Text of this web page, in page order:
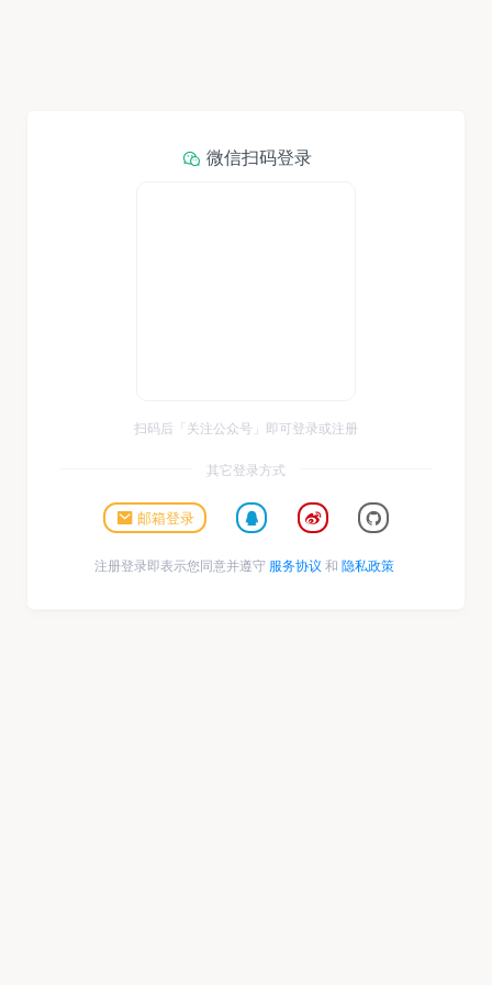
微信扫码登录
扫码后「关注公众号」即可登录或注册
其它登录方式
邮箱登录
注册登录即表示您同意并遵守 服务协议 和 隐私政策